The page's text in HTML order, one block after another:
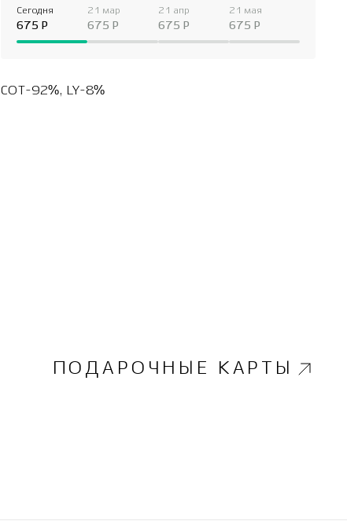
Сегодня
675 P
21 мар
675 P
21 апр
675 P
21 мая
675 P
COT-92%, LY-8%
ПОДАРОЧНЫЕ КАРТЫ